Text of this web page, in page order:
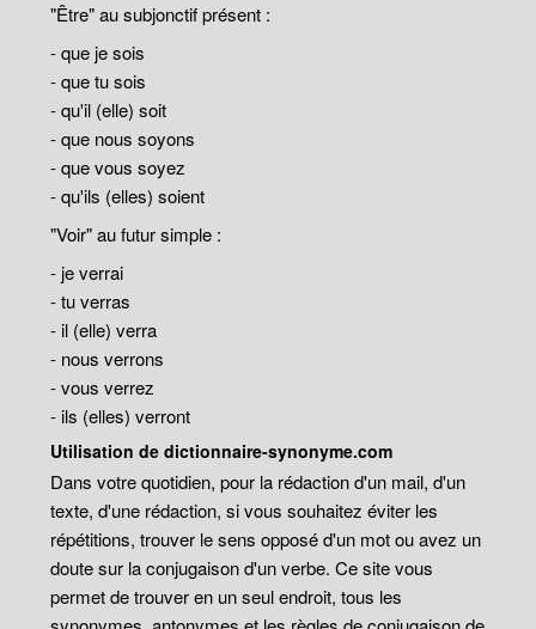
"Être" au subjonctif présent :
- que je sois
- que tu sois
- qu'il (elle) soit
- que nous soyons
- que vous soyez
- qu'ils (elles) soient
"Voir" au futur simple :
- je verrai
- tu verras
- il (elle) verra
- nous verrons
- vous verrez
- ils (elles) verront
Utilisation de dictionnaire-synonyme.com
Dans votre quotidien, pour la rédaction d'un mail, d'un
texte, d'une rédaction, si vous souhaitez éviter les
répétitions, trouver le sens opposé d'un mot ou avez un
doute sur la conjugaison d'un verbe. Ce site vous
permet de trouver en un seul endroit, tous les